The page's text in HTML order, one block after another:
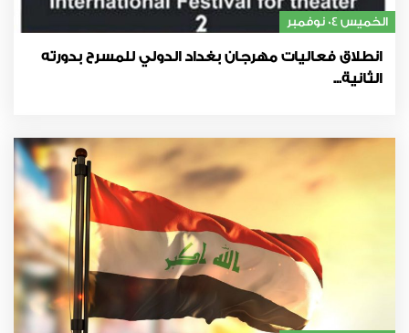
الخميس 04 نوفمبر
انطلاق فعاليات مهرجان بغداد الدولي للمسرح بدورته
الثانية...